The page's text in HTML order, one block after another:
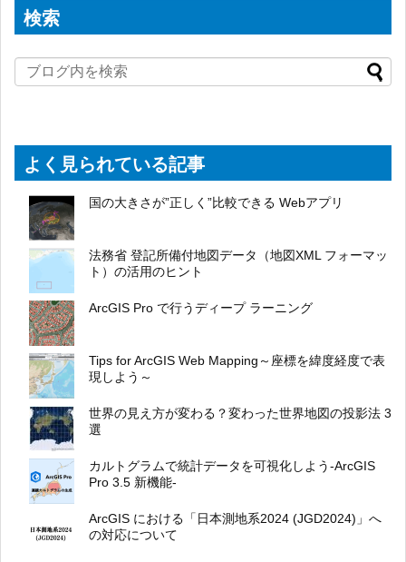
検索
よく見られている記事
国の大きさが”正しく”比較できる Webアプリ
法務省 登記所備付地図データ（地図XML フォーマッ
ト）の活用のヒント
ArcGIS Pro で行うディープ ラーニング
Tips for ArcGIS Web Mapping～座標を緯度経度で表
現しよう～
世界の見え方が変わる？変わった世界地図の投影法 3
選
カルトグラムで統計データを可視化しよう-ArcGIS
Pro 3.5 新機能-
ArcGIS における「日本測地系2024 (JGD2024)」へ
の対応について